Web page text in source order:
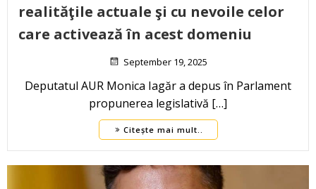
realităţile actuale şi cu nevoile celor
care activează în acest domeniu
September 19, 2025
Deputatul AUR Monica Iagăr a depus în Parlament
propunerea legislativă […]
Citește mai mult..